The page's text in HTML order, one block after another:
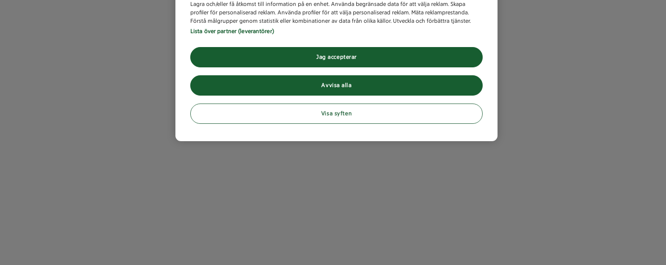
Lagra och/eller få åtkomst till information på en enhet. Använda begränsade data för att välja reklam. Skapa
profiler för personaliserad reklam. Använda profiler för att välja personaliserad reklam. Mäta reklamprestanda.
Förstå målgrupper genom statistik eller kombinationer av data från olika källor. Utveckla och förbättra tjänster.
Lista över partner (leverantörer)
Avvisa alla
Jag accepterar
Visa syften